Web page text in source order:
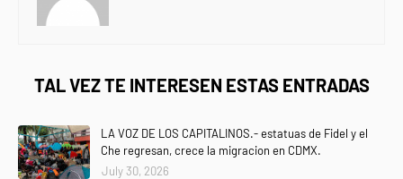
TAL VEZ TE INTERESEN ESTAS ENTRADAS
LA VOZ DE LOS CAPITALINOS.- estatuas de Fidel y el
Che regresan, crece la migracion en CDMX.
July 30, 2026